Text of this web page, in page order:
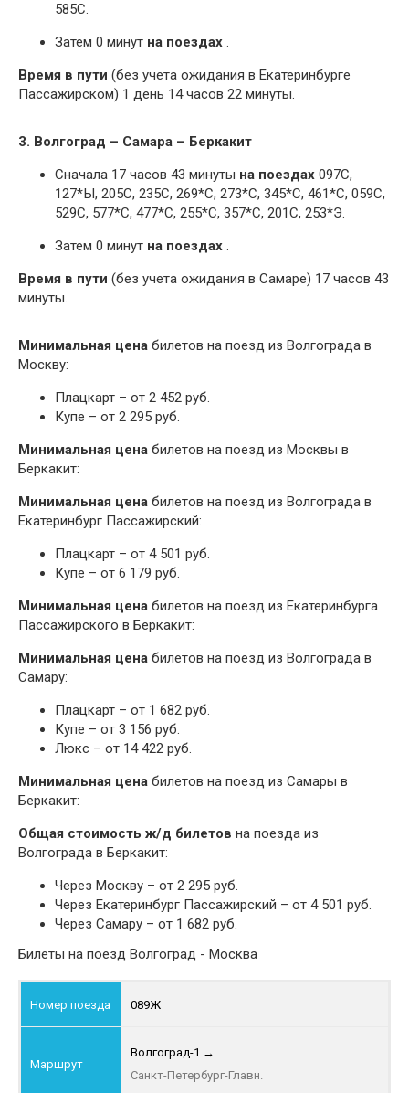
585С.
Затем 0 минут на поездах .
Время в пути (без учета ожидания в Екатеринбурге
Пассажирском) 1 день 14 часов 22 минуты.
3. Волгоград – Самара – Беркакит
Сначала 17 часов 43 минуты на поездах 097С,
127*Ы, 205С, 235С, 269*С, 273*С, 345*С, 461*С, 059С,
529С, 577*С, 477*С, 255*С, 357*С, 201С, 253*Э.
Затем 0 минут на поездах .
Время в пути (без учета ожидания в Самаре) 17 часов 43
минуты.
Минимальная цена билетов на поезд из Волгограда в
Москву:
Плацкарт – от 2 452 руб.
Купе – от 2 295 руб.
Минимальная цена билетов на поезд из Москвы в
Беркакит:
Минимальная цена билетов на поезд из Волгограда в
Екатеринбург Пассажирский:
Плацкарт – от 4 501 руб.
Купе – от 6 179 руб.
Минимальная цена билетов на поезд из Екатеринбурга
Пассажирского в Беркакит:
Минимальная цена билетов на поезд из Волгограда в
Самару:
Плацкарт – от 1 682 руб.
Купе – от 3 156 руб.
Люкс – от 14 422 руб.
Минимальная цена билетов на поезд из Самары в
Беркакит:
Общая стоимость ж/д билетов на поезда из
Волгограда в Беркакит:
Через Москву – от 2 295 руб.
Через Екатеринбург Пассажирский – от 4 501 руб.
Через Самару – от 1 682 руб.
Билеты на поезд Волгоград - Москва
089Ж
Волгоград-1 →
Санкт-Петербург-Главн.